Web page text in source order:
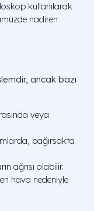
kullanılarak
nadiren
ancak bazı
veya
bağırsakta
ağrısı olabilir.
hava nedeniyle